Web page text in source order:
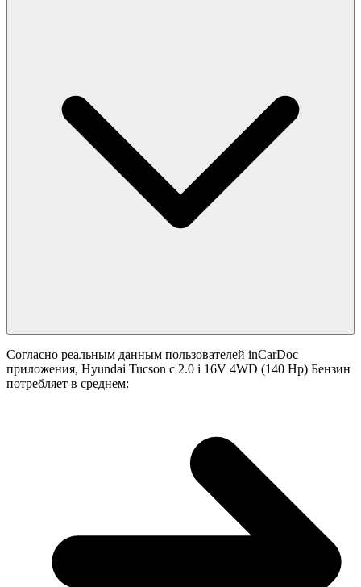
Согласно реальным данным пользователей inCarDoc
приложения, Hyundai Tucson с 2.0 i 16V 4WD (140 Hp) Бензин
потребляет в среднем: